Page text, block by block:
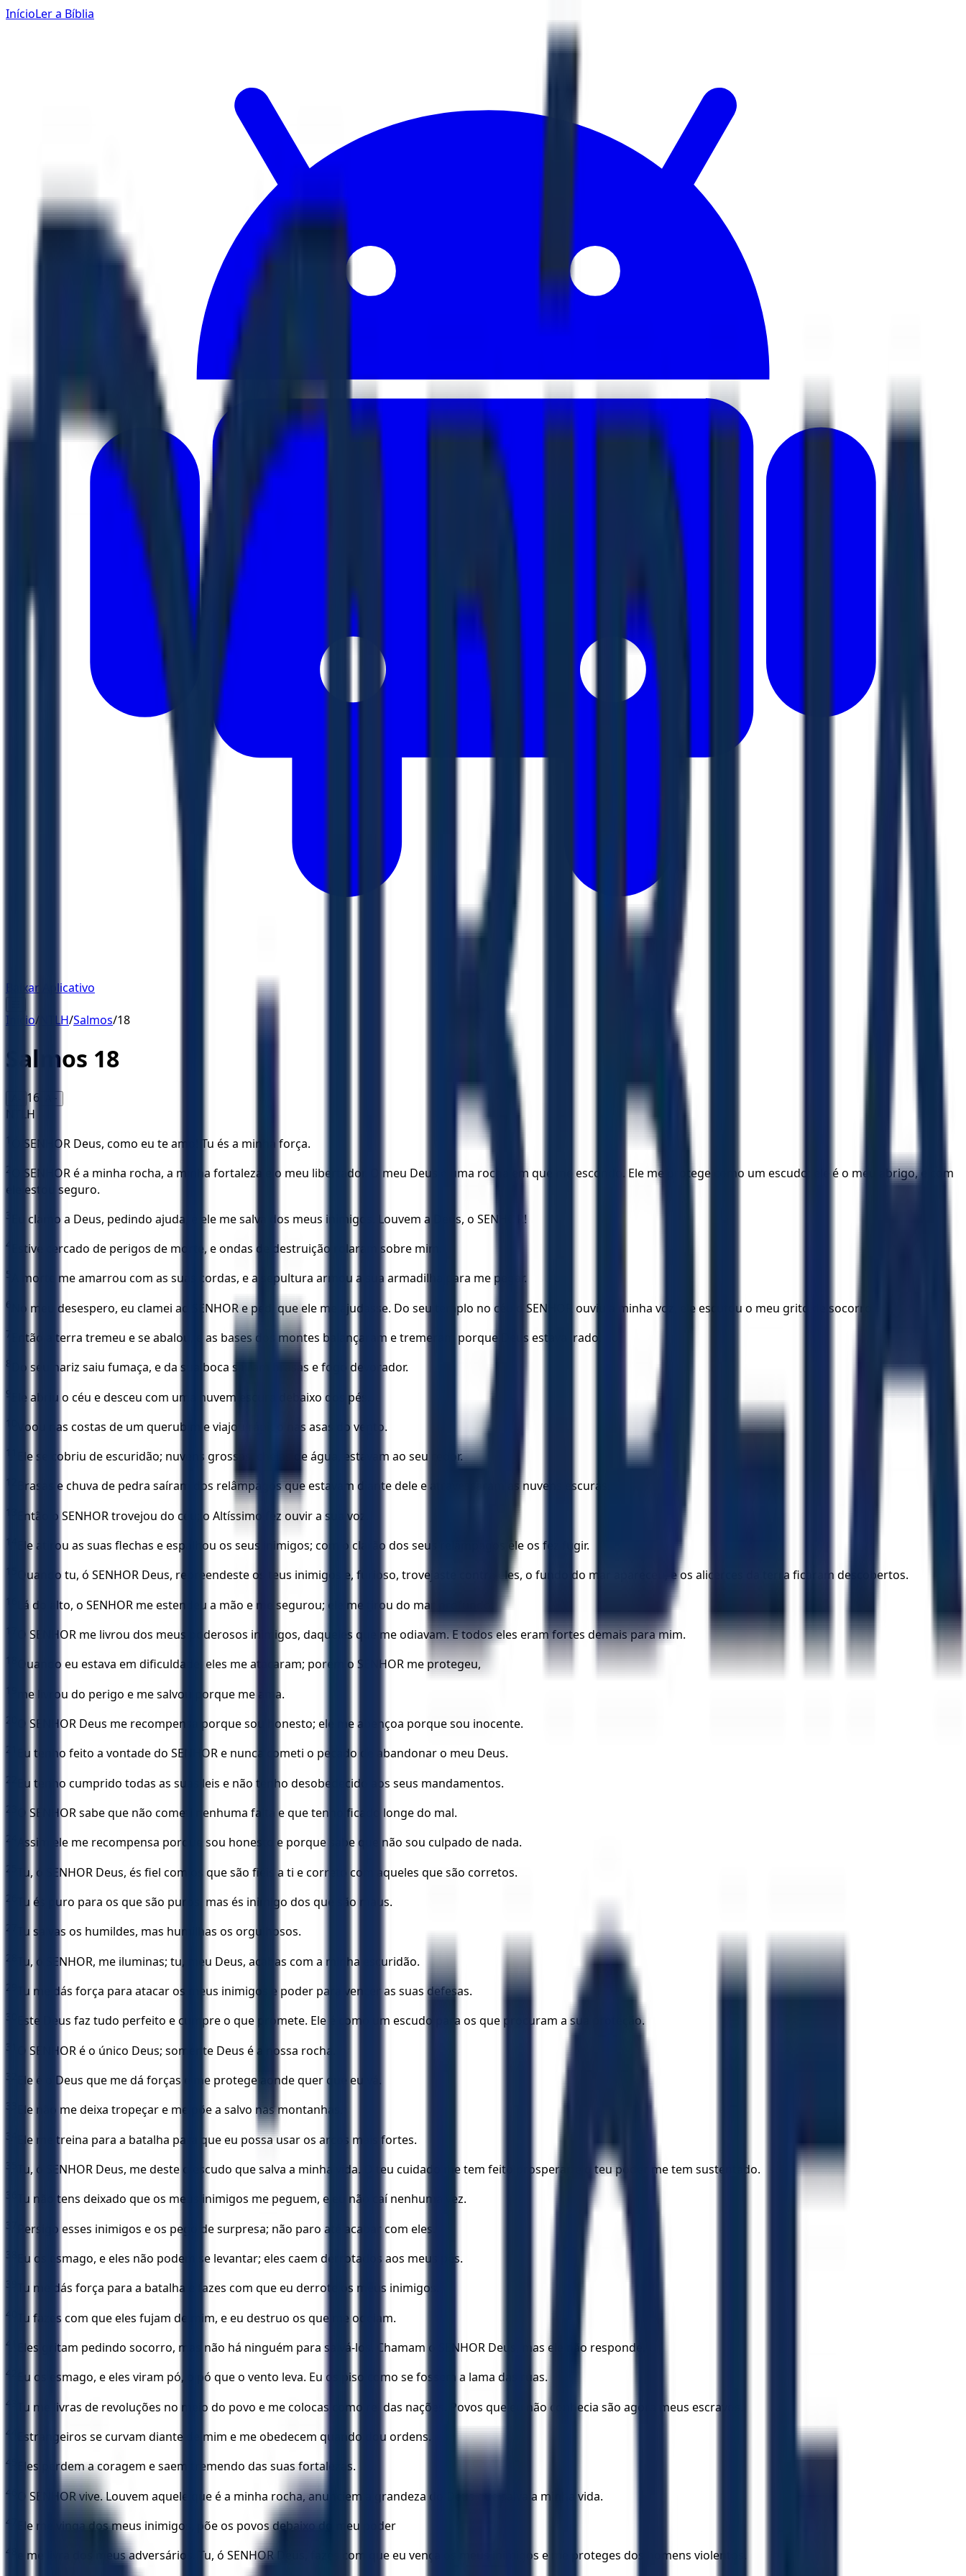
InícioLer a Bíblia
Baixar Aplicativo
Início/ NTLH/Salmos/18
Salmos 18
16 A+
NTLH
1 Ó SENHOR Deus, como eu te amo! Tu és a minha força.
2
O SENHOR é a minha rocha, a minha fortaleza e o meu libertador. O meu Deus é uma rocha em que me escondo. Ele me protege como um escudo; ele é o meu abrigo, e com
ele estou seguro.
3 Eu clamo a Deus, pedindo ajuda, e ele me salva dos meus inimigos. Louvem a Deus, o SENHOR!
4 Estive cercado de perigos de morte, e ondas de destruição rolaram sobre mim.
5 A morte me amarrou com as suas cordas, e a sepultura armou a sua armadilha para me pegar.
6 No meu desespero, eu clamei ao SENHOR e pedi que ele me ajudasse. Do seu templo no céu o SENHOR ouviu a minha voz, ele escutou o meu grito de socorro.
7 Então a terra tremeu e se abalou, e as bases dos montes balançaram e tremeram porque Deus estava irado.
8 Do seu nariz saiu fumaça, e da sua boca saíram brasas e fogo devorador.
9 Ele abriu o céu e desceu com uma nuvem escura debaixo dos pés.
10 Voou nas costas de um querubim e viajou rápido nas asas do vento.
11 Ele se cobriu de escuridão; nuvens grossas, cheias de água, estavam ao seu redor.
12 Brasas e chuva de pedra saíram dos relâmpagos que estavam diante dele e atravessaram as nuvens escuras.
13 Então o SENHOR trovejou do céu; o Altíssimo fez ouvir a sua voz.
14 Ele atirou as suas flechas e espalhou os seus inimigos; com o clarão dos seus relâmpagos ele os fez fugir.
15 Quando tu, ó SENHOR Deus, repreendeste os teus inimigos e, furioso, trovejaste contra eles, o fundo do mar apareceu, e os alicerces da terra ficaram descobertos.
16 Lá do alto, o SENHOR me estendeu a mão e me segurou; ele me tirou do mar profundo.
17 O SENHOR me livrou dos meus poderosos inimigos, daqueles que me odiavam. E todos eles eram fortes demais para mim.
18 Quando eu estava em dificuldade, eles me atacaram; porém o SENHOR me protegeu,
19 me livrou do perigo e me salvou porque me ama.
20 O SENHOR Deus me recompensa porque sou honesto; ele me abençoa porque sou inocente.
21 Eu tenho feito a vontade do SENHOR e nunca cometi o pecado de abandonar o meu Deus.
22 Eu tenho cumprido todas as suas leis e não tenho desobedecido aos seus mandamentos.
23 O SENHOR sabe que não cometi nenhuma falta e que tenho ficado longe do mal.
24 Assim ele me recompensa porque sou honesto e porque sabe que não sou culpado de nada.
25 Tu, ó SENHOR Deus, és fiel com os que são fiéis a ti e correto com aqueles que são corretos.
26 Tu és puro para os que são puros, mas és inimigo dos que são maus.
27 Tu salvas os humildes, mas humilhas os orgulhosos.
28 Tu, ó SENHOR, me iluminas; tu, meu Deus, acabas com a minha escuridão.
29 Tu me dás força para atacar os meus inimigos e poder para vencer as suas defesas.
30 Este Deus faz tudo perfeito e cumpre o que promete. Ele é como um escudo para os que procuram a sua proteção.
31 O SENHOR é o único Deus; somente Deus é a nossa rocha.
32 Ele é o Deus que me dá forças e me protege aonde quer que eu vá.
33 Ele não me deixa tropeçar e me põe a salvo nas montanhas.
34 Ele me treina para a batalha para que eu possa usar os arcos mais fortes.
35 Tu, ó SENHOR Deus, me deste o escudo que salva a minha vida. O teu cuidado me tem feito prosperar, e o teu poder me tem sustentado.
36 Tu não tens deixado que os meus inimigos me peguem, e eu não caí nenhuma vez.
37 Persigo esses inimigos e os pego de surpresa; não paro até acabar com eles.
38 Eu os esmago, e eles não podem se levantar; eles caem derrotados aos meus pés.
39 Tu me dás força para a batalha e fazes com que eu derrote os meus inimigos.
40 Tu fazes com que eles fujam de mim, e eu destruo os que me odeiam.
41 Eles gritam pedindo socorro, mas não há ninguém para salvá-los. Chamam o SENHOR Deus, mas ele não responde.
42 Eu os esmago, e eles viram pó, o pó que o vento leva. Eu os piso como se fossem a lama das ruas.
43 Tu me livras de revoluções no meio do povo e me colocas como rei das nações. Povos que eu não conhecia são agora meus escravos.
44 Estrangeiros se curvam diante de mim e me obedecem quando dou ordens.
45 Eles perdem a coragem e saem tremendo das suas fortalezas.
46 O SENHOR vive. Louvem aquele que é a minha rocha, anunciem a grandeza do Deus que salva a minha vida.
47 Ele me vinga dos meus inimigos, põe os povos debaixo do meu poder
48 e me livra dos meus adversários. Tu, ó SENHOR Deus, fazes com que eu vença os meus inimigos e me proteges dos homens violentos.